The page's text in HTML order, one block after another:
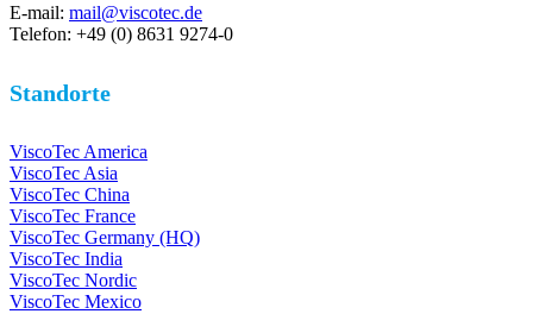
E-mail: mail@viscotec.de
Telefon: +49 (0) 8631 9274-0
Standorte
ViscoTec America
ViscoTec Asia
ViscoTec China
ViscoTec France
ViscoTec Germany (HQ)
ViscoTec India
ViscoTec Nordic
ViscoTec Mexico